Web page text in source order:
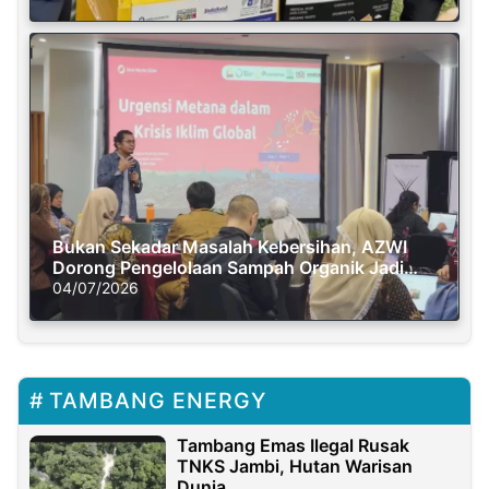
Bukan Sekadar Masalah Kebersihan, AZWI
Dorong Pengelolaan Sampah Organik Jadi
Solusi Krisis Iklim
04/07/2026
TAMBANG ENERGY
Tambang Emas Ilegal Rusak
TNKS Jambi, Hutan Warisan